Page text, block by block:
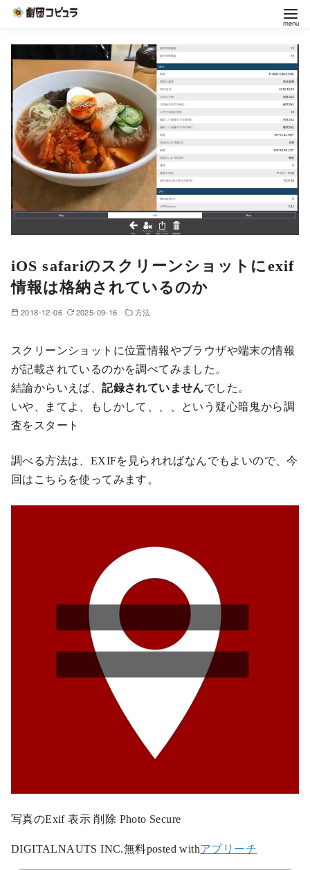
iOS safariのスクリーンショットにexif
情報は格納されているのか
2018-12-06 2025-09-16 方法
スクリーンショットに位置情報やブラウザや端末の情報
が記載されているのかを調べてみました。
結論からいえば、記録されていませんでした。
いや、まてよ、もしかして、、、という疑心暗鬼から調
査をスタート
調べる方法は、EXIFを見られればなんでもよいので、今
回はこちらを使ってみます。
写真のExif 表示 削除 Photo Secure
DIGITALNAUTS INC.無料posted withアプリーチ